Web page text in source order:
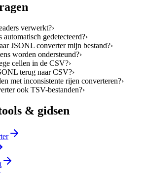
verwerkt?›
automatisch gedetecteerd?›
JSONL converter mijn bestand?›
worden ondersteund?›
cellen in de CSV?›
terug naar CSV?›
met inconsistente rijen converteren?›
ook TSV-bestanden?›
& gidsen